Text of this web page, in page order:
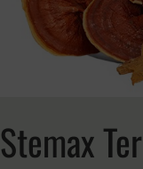
Stemax